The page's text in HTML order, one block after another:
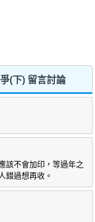
(下) 留言討論
該不會加印，等過年之
錯過想再收。